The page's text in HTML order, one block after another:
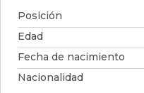
Posición
Edad
Fecha de nacimiento
Nacionalidad